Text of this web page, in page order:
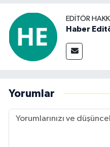
EDITÖR
Haber
Yorumlar